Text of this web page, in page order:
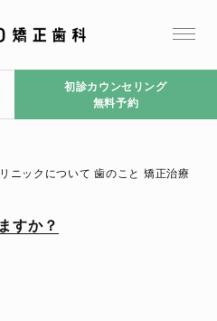
初診カウンセリング
無料予約
ニックについて 歯のこと 矯正治療
すか？